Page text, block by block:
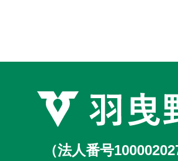
（法人番号